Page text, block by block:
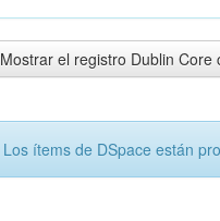
Mostrar el registro Dublin Core
Los ítems de DSpace están